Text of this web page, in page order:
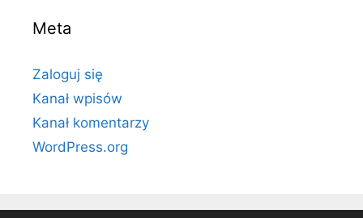
Meta
Zaloguj się
Kanał wpisów
Kanał komentarzy
WordPress.org